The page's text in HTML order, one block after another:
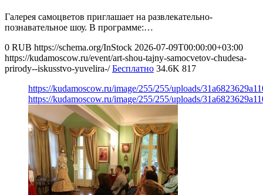
Галерея самоцветов приглашает на развлекательно-
познавательное шоу. В программе:…
0 RUB https://schema.org/InStock 2026-07-09T00:00:00+03:00
https://kudamoscow.ru/event/art-shou-tajny-samocvetov-chudesa-
prirody--iskusstvo-yuvelira-/ Бесплатно 34.6K 817
https://kudamoscow.ru/image/255/255/uploads/
https://kudamoscow.ru/image/255/255/uploads/